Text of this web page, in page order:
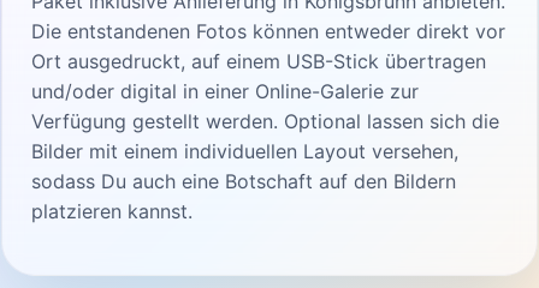
Die entstandenen Fotos können entweder direkt vor
Ort ausgedruckt, auf einem USB-Stick übertragen
und/oder digital in einer Online-Galerie zur
Verfügung gestellt werden. Optional lassen sich die
Bilder mit einem individuellen Layout versehen,
sodass Du auch eine Botschaft auf den Bildern
platzieren kannst.